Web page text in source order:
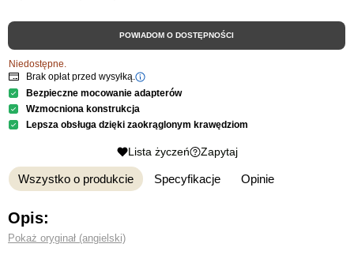
POWIADOM O DOSTĘPNOŚCI
Niedostępne.
Brak opłat przed wysyłką.
Bezpieczne mocowanie adapterów
Wzmocniona konstrukcja
Lepsza obsługa dzięki zaokrąglonym krawędziom
Lista życzeń Zapytaj
Wszystko o produkcie Specyfikacje Opinie
Opis:
Pokaż oryginał (angielski)